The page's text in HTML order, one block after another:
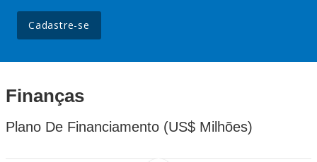
Cadastre-se
Finanças
Plano De Financiamento (US$ Milhões)